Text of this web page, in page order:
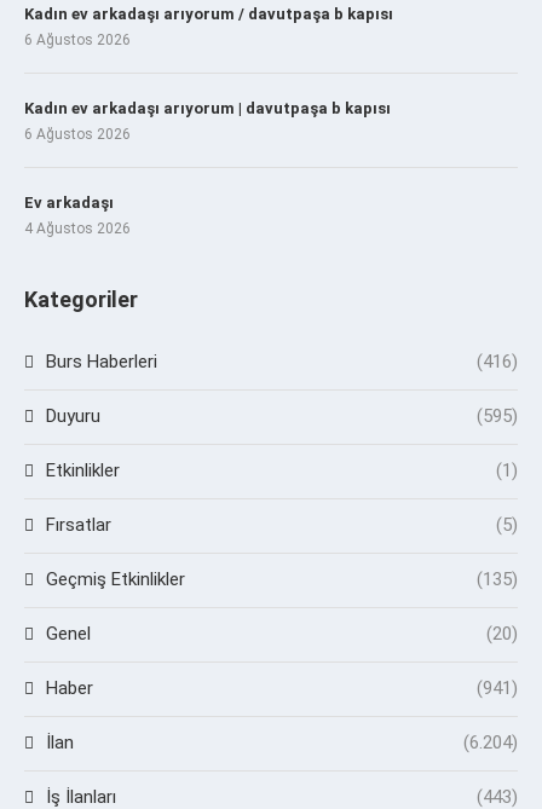
Kadın ev arkadaşı arıyorum / davutpaşa b kapısı
6 Ağustos 2026
Kadın ev arkadaşı arıyorum | davutpaşa b kapısı
6 Ağustos 2026
Ev arkadaşı
4 Ağustos 2026
Kategoriler
Burs Haberleri (416)
Duyuru (595)
Etkinlikler (1)
Fırsatlar (5)
Geçmiş Etkinlikler (135)
Genel (20)
Haber (941)
İlan (6.204)
İş İlanları (443)